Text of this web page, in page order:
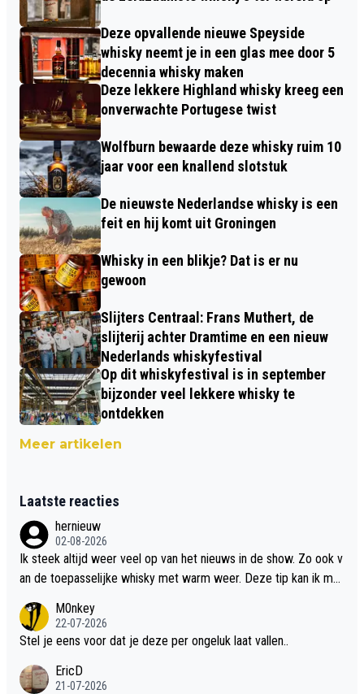
Deze opvallende nieuwe Speyside
whisky neemt je in een glas mee door 5
decennia whisky maken
Deze lekkere Highland whisky kreeg een
onverwachte Portugese twist
Wolfburn bewaarde deze whisky ruim 10
jaar voor een knallend slotstuk
De nieuwste Nederlandse whisky is een
feit en hij komt uit Groningen
Whisky in een blikje? Dat is er nu
gewoon
Slijters Centraal: Frans Muthert, de
slijterij achter Dramtime en een nieuw
Nederlands whiskyfestival
Op dit whiskyfestival is in september
bijzonder veel lekkere whisky te
ontdekken
Meer artikelen
Laatste reacties
hernieuw
02-08-2026
Ik steek altijd weer veel op van het nieuws in de show. Zo ook v
an de toepasselijke whisky met warm weer. Deze tip kan ik met
M0nkey
22-07-2026
Stel je eens voor dat je deze per ongeluk laat vallen..
EricD
21-07-2026